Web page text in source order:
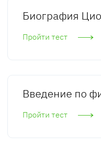
Биография
Пройти тест
Введение по
Пройти тест